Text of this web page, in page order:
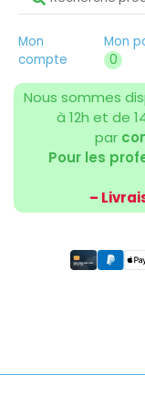
Mon
compte
Mon
0
Nous sommes
à 12h et de
par
Pour les
–